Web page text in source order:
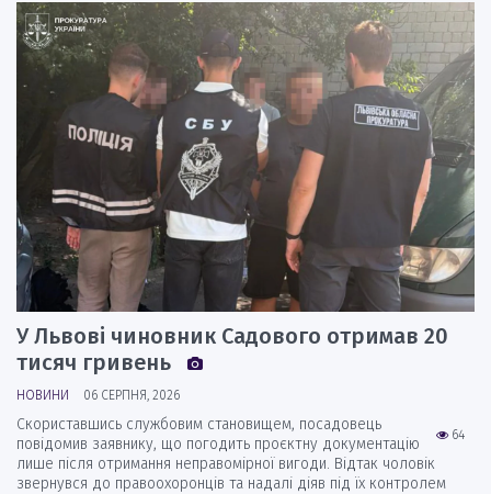
У Львові чиновник Садового отримав 20
тисяч гривень
НОВИНИ 06 СЕРПНЯ, 2026
64
Скориставшись службовим становищем, посадовець
повідомив заявнику, що погодить проєктну документацію
лише після отримання неправомірної вигоди. Відтак чоловік
звернувся до правоохоронців та надалі діяв під їх контролем